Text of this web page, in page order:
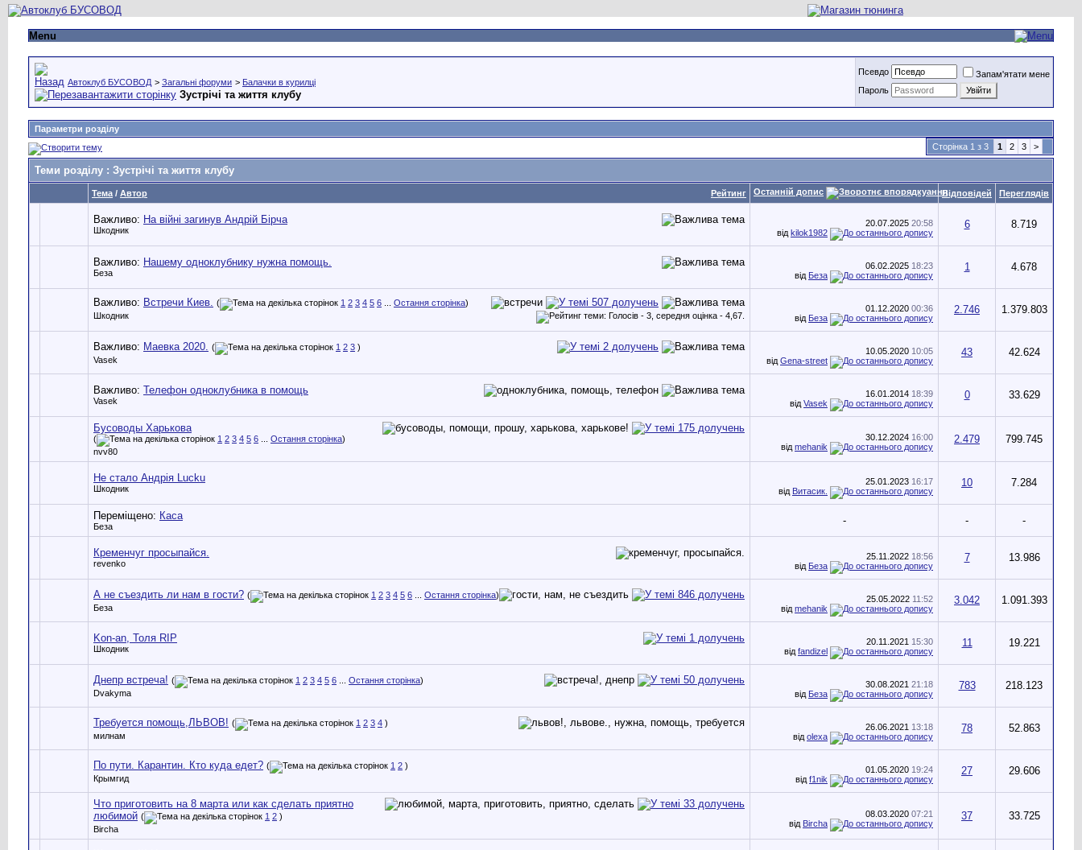
Menu
Автоклуб БУСОВОД > Загальні форуми > Балачки в курилці
Зустрічі та життя клубу
Псевдо
Запам'ятати мене
Пароль
Параметри розділу
Сторінка 1 з 3
1 2 3 >
Теми розділу : Зустрічі та життя клубу
Рейтинг
Тема / Автор Останній допис Відповідей Переглядів
Важливо: На війні загинув Андрій Бірча
Шкодник
20.07.2025 20:58
від kilok1982
6 8.719
Важливо: Нашему одноклубнику нужна помощь.
Беза
06.02.2025 18:23
від Беза
1 4.678
Важливо: Встречи Киев. ( 1 2 3 4 5 6 Остання сторінка)
Шкодник
01.12.2020 00:36
від Беза
2.746 1.379.803
Важливо: Маевка 2020. ( 1 2 3 )
Vasek
10.05.2020 10:05
від Gena-street
43 42.624
Важливо: Телефон одноклубника в помощь
Vasek
16.01.2014 18:39
від Vasek
0 33.629
Бусоводы Харькова
( 1 2 3 4 5 6 Остання сторінка)
nvv80
30.12.2024 16:00
від mehanik
2.479 799.745
Не стало Андрія Lucku
Шкодник
25.01.2023 16:17
від Витасик.
10 7.284
Переміщено: Каса
Беза - - -
Кременчуг просыпайся.
revenko
25.11.2022 18:56
від Беза
7 13.986
А не съездить ли нам в гости? ( 1 2 3 4 5 6 Остання сторінка)
Беза
25.05.2022 11:52
від mehanik
3.042 1.091.393
Kon-an, Толя RIP
Шкодник
20.11.2021 15:30
від fandizel
11 19.221
Днепр встреча! ( 1 2 3 4 5 6 Остання сторінка)
Dvakyma
30.08.2021 21:18
від Беза
783 218.123
Требуется помощь,ЛЬВОВ! ( 1 2 3 4 )
милнам
26.06.2021 13:18
від olexa
78 52.863
По пути. Карантин. Кто куда едет? ( 1 2 )
Крымгид
01.05.2020 19:24
від f1nik
27 29.606
Что приготовить на 8 марта или как сделать приятно
любимой ( 1 2 )
Bircha
08.03.2020 07:21
від Bircha
37 33.725